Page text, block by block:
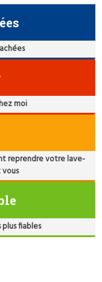
moi
reprendre votre lave-
fiables